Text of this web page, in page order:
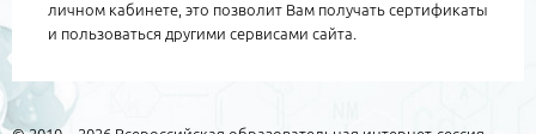
личном кабинете, это позволит Вам получать сертификаты
и пользоваться другими сервисами сайта.